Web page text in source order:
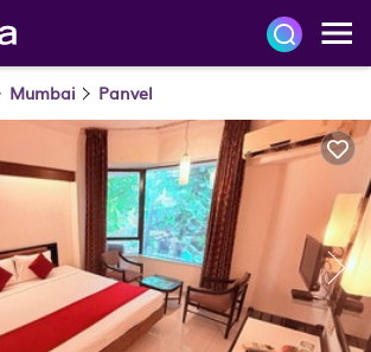
Mumbai Panvel